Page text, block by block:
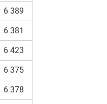
6 389
6 381
6 423
6 375
6 378